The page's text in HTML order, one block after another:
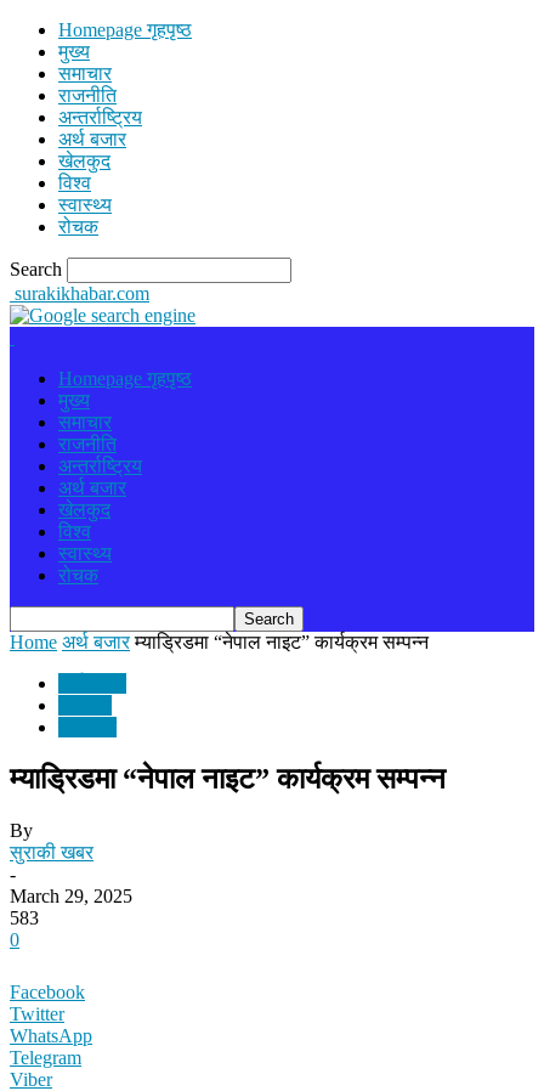
Homepage गृहपृष्ठ
मुख्य
समाचार
राजनीति
अन्तर्राष्ट्रिय
अर्थ बजार
खेलकुद
विश्व
स्वास्थ्य
रोचक
Search
surakikhabar.com
Homepage गृहपृष्ठ
मुख्य
समाचार
राजनीति
अन्तर्राष्ट्रिय
अर्थ बजार
खेलकुद
विश्व
स्वास्थ्य
रोचक
Home अर्थ बजार म्याड्रिडमा “नेपाल नाइट” कार्यक्रम सम्पन्न
म्याड्रिडमा “नेपाल नाइट” कार्यक्रम सम्पन्न
By
सुराकी खबर
-
March 29, 2025
583
0
Facebook
Twitter
WhatsApp
Telegram
Viber